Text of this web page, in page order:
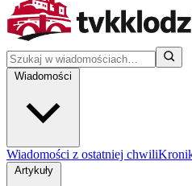
Wiadomości
Wiadomości z ostatniej chwili
Artykuły